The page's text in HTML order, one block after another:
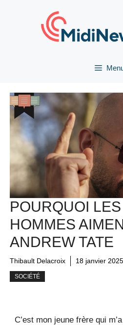
POURQUOI
HOMMES
ANDREW TATE
Thibault Delacroix 18 janvier 2025
SOCIÉTÉ
C’est mon jeune frère qui